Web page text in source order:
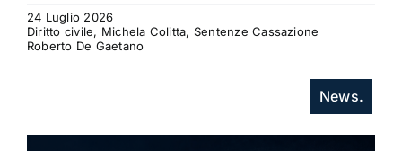
24 Luglio 2026
Diritto civile, Michela Colitta, Sentenze Cassazione
Roberto De Gaetano
News.